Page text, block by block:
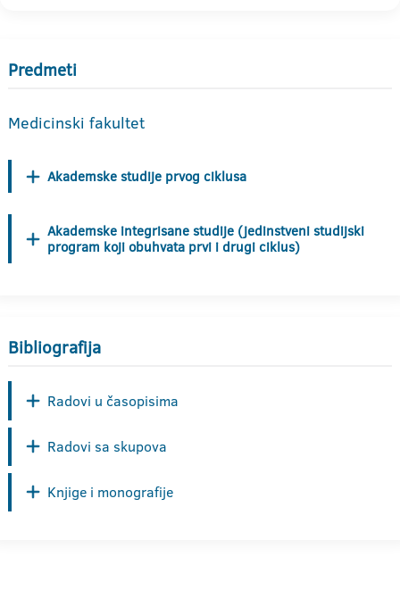
Predmeti
Medicinski fakultet
Akademske studije prvog ciklusa
Akademske integrisane studije (jedinstveni studijski
program koji obuhvata prvi i drugi ciklus)
Bibliografija
Radovi u časopisima
Radovi sa skupova
Knjige i monografije